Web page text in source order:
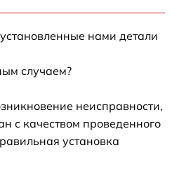
нами детали
случаем?
неисправности,
с качеством проведенного
установка